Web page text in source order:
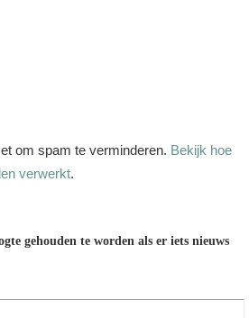
om spam te verminderen. Bekijk hoe
verwerkt.
gehouden te worden als er iets nieuws